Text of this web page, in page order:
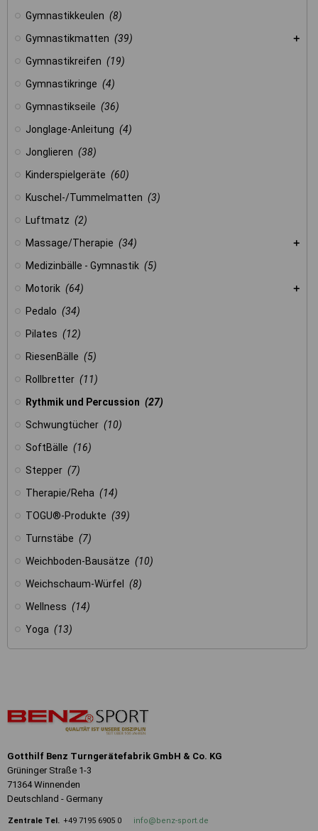
Gymnastikkeulen (8)
Gymnastikmatten (39)
Gymnastikreifen (19)
Gymnastikringe (4)
Gymnastikseile (36)
Jonglage-Anleitung (4)
Jonglieren (38)
Kinderspielgeräte (60)
Kuschel-/Tummelmatten (3)
Luftmatz (2)
Massage/Therapie (34)
Medizinbälle - Gymnastik (5)
Motorik (64)
Pedalo (34)
Pilates (12)
RiesenBälle (5)
Rollbretter (11)
Rythmik und Percussion (27)
Schwungtücher (10)
SoftBälle (16)
Stepper (7)
Therapie/Reha (14)
TOGU®-Produkte (39)
Turnstäbe (7)
Weichboden-Bausätze (10)
Weichschaum-Würfel
(8)
Wellness (14)
Yoga (13)
Gotthilf Benz Turngerätefabrik GmbH & Co. KG
Grüninger Straße 1-3
71364 Winnenden
Deutschland - Germany
Zentrale Tel. +49 7195 6905 0
info@benz-sport.de